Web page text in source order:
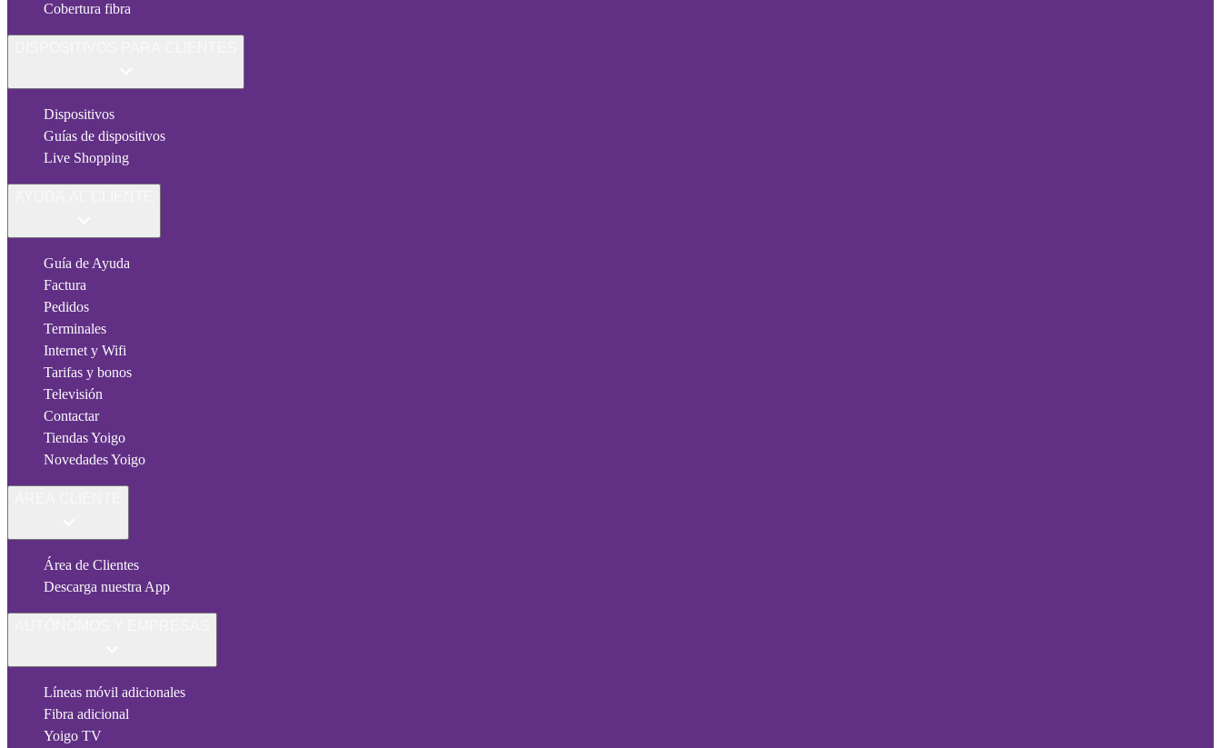
Cobertura fibra
Dispositivos
Guías de dispositivos
Live Shopping
Guía de Ayuda
Factura
Pedidos
Terminales
Internet y Wifi
Tarifas y bonos
Televisión
Contactar
Tiendas Yoigo
Novedades Yoigo
Área de Clientes
Descarga nuestra App
Líneas móvil adicionales
Fibra adicional
Yoigo TV